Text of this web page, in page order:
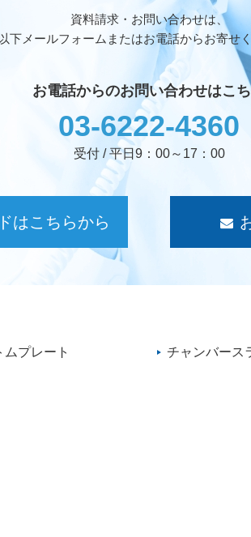
資料請求・お問い合わせは、
以下メールフォームまたはお電話からお寄せく
お電話からのお問い合わせはこ
03-6222-4360
受付 / 平日9：00～17：00
はこちらから
ムプレート チャンバース